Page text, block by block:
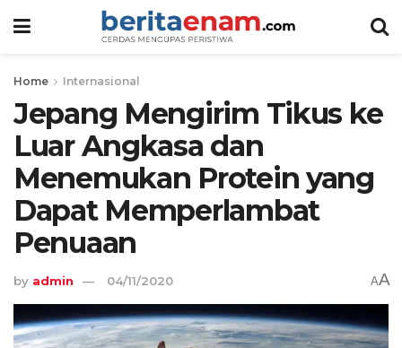
Home Internasional
Jepang Mengirim Tikus ke
Luar Angkasa dan
Menemukan Protein yang
Dapat Memperlambat
Penuaan
by admin 04/11/2020 AA